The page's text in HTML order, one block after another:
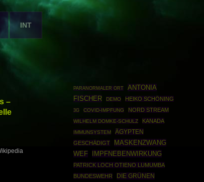
INT
–
PARANORMALER ORT
ANTONIA
FISCHER
DEMO HEIKO SCHÖNING
3G COVID-IMPFUNG NORD STREAM
WILHELM DOMKE-SCHULZ KANADA
IMMUNSYSTEM ÄGYPTEN
GESCHÄDIGT MASKENZWANG
WEF IMPFNEBENWIRKUNG
PATRICK LOCH OTIENO LUMUMBA
BUNDESWEHR
DIE GRÜNEN